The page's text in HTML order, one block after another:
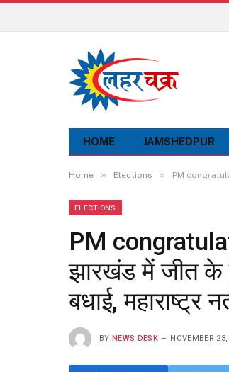
HOME JAMSHEDPUR
Home » Elections » PM
ELECTIONS
PM
झारखंड में जीत के
बधाई, महाराष्ट्र
BY NEWS DESK NOVEMBER